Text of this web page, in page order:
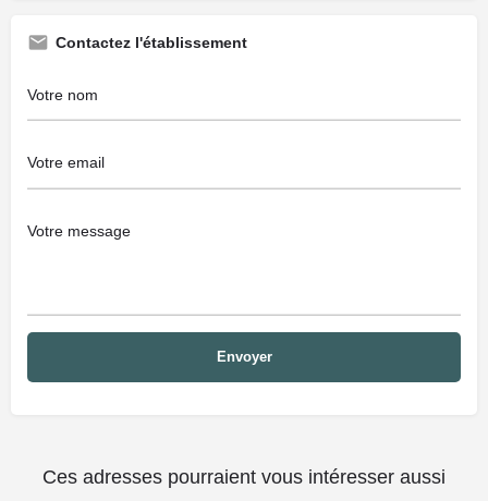
Contactez l'établissement
Ces adresses pourraient vous intéresser aussi